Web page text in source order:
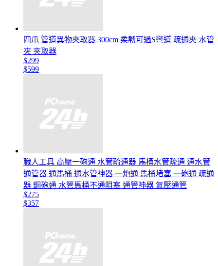
四爪 管道異物夾取器 300cm 柔韌可過S彎道 疏通夾 水管
夾 夾取器
$299
$599
職人工具 高壓一砲通 水管疏通器 馬桶水管疏通 通水管
通管器 通馬桶 通水管神器 一炮通 馬桶堵塞 一砲通 疏通
器 鋼砲通 水管馬桶不通阻塞 通管神器 氣壓通管
$275
$357